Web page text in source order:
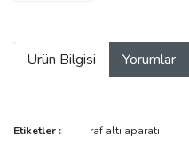
Ürün Bilgisi Yorumlar
Bu ürünün fiyat bilgisi, resim,
Etiketler : raf altı aparatı